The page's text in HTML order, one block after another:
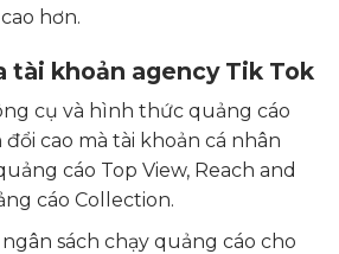
hơn.
tài khoản agency Tik Tok
cụ và hình thức quảng cáo
cao mà tài khoản cá nhân
cáo Top View, Reach and
cáo Collection.
sách chạy quảng cáo cho